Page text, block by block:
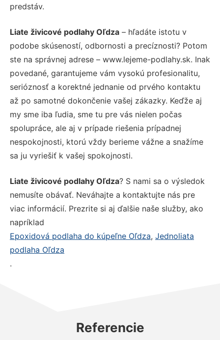
predstáv.
Liate živicové podlahy Oľdza – hľadáte istotu v
podobe skúseností, odbornosti a precíznosti? Potom
ste na správnej adrese – www.lejeme-podlahy.sk. Inak
povedané, garantujeme vám vysokú profesionalitu,
serióznosť a korektné jednanie od prvého kontaktu
až po samotné dokončenie vašej zákazky. Keďže aj
my sme iba ľudia, sme tu pre vás nielen počas
spolupráce, ale aj v prípade riešenia prípadnej
nespokojnosti, ktorú vždy berieme vážne a snažíme
sa ju vyriešiť k vašej spokojnosti.
Liate živicové podlahy Oľdza? S nami sa o výsledok
nemusíte obávať. Neváhajte a kontaktujte nás pre
viac informácií. Prezrite si aj ďalšie naše služby, ako
napríklad
Epoxidová podlaha do kúpeľne Oľdza, Jednoliata
podlaha Oľdza
.
Referencie